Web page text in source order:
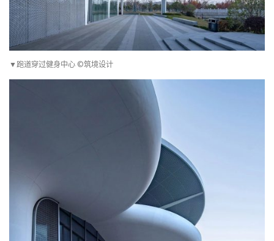
▼跑道穿过健身中心 ©筑境设计